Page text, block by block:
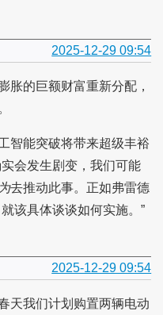
2025-12-29 09:54
胀的巨额财富重新分配，
智能突破将带来超级丰裕
会发生剧变，我们可能
去推动此事。正如弗雷德
该具体谈谈如何实施。”
2025-12-29 09:54
天我们计划购置两辆电动